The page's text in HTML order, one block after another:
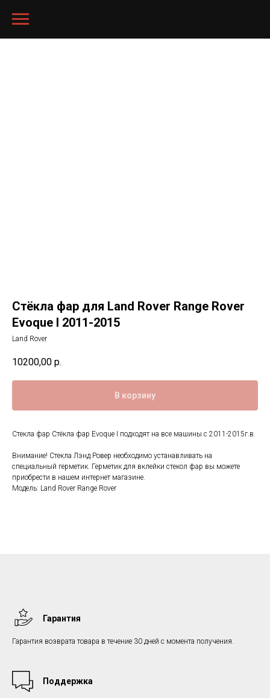
Стёкла фар для Land Rover Range Rover
Evoque I 2011-2015
Land Rover
10200,00 р.
В корзину
Стекла фар Стёкла фар Evoque I подходят на все машины с 2011-2015г.в.
Внимание! Стекла Лэнд Ровер необходимо устанавливать на
специальный герметик. Герметик для вклейки стекол фар вы можете
приобрести в нашем интернет магазине.
Модель: Land Rover Range Rover
Гарантия
Гарантия возврата товара в течение 30 дней с момента получения.
Поддержка